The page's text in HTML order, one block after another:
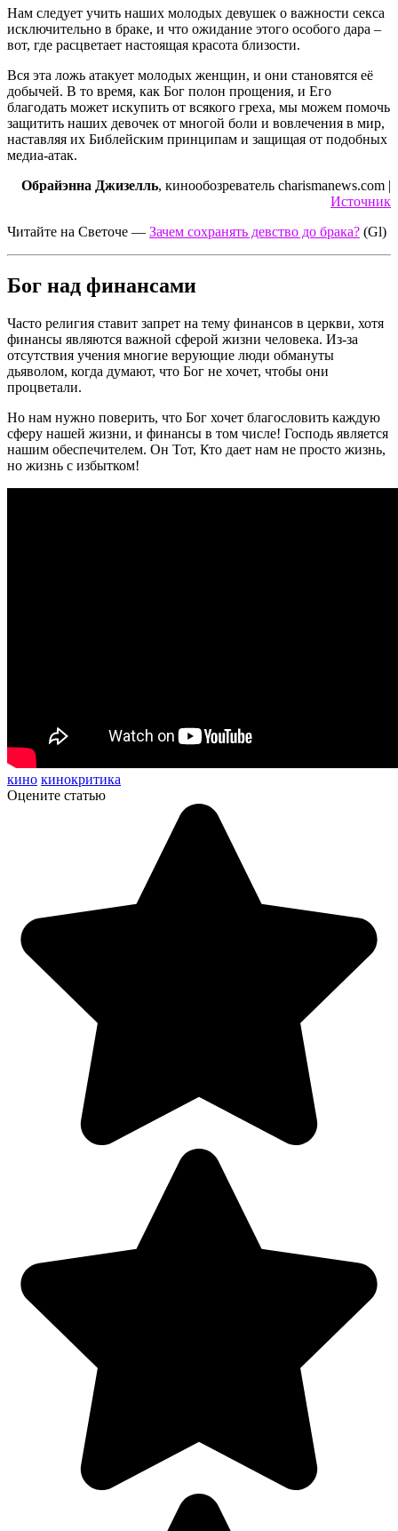
Нам следует учить наших молодых девушек о важности секса
исключительно в браке, и что ожидание этого особого дара –
вот, где расцветает настоящая красота близости.
Вся эта ложь атакует молодых женщин, и они становятся её
добычей. В то время, как Бог полон прощения, и Его
благодать может искупить от всякого греха, мы можем помочь
защитить наших девочек от многой боли и вовлечения в мир,
наставляя их Библейским принципам и защищая от подобных
медиа-атак.
Обрайэнна Джизелль, кинообозреватель charismanews.com |
Источник
Читайте на Светоче — Зачем сохранять девство до брака? (Gl)
Бог над финансами
Часто религия ставит запрет на тему финансов в церкви, хотя
финансы являются важной сферой жизни человека. Из-за
отсутствия учения многие верующие люди обмануты
дьяволом, когда думают, что Бог не хочет, чтобы они
процветали.
Но нам нужно поверить, что Бог хочет благословить каждую
сферу нашей жизни, и финансы в том числе! Господь является
нашим обеспечителем. Он Тот, Кто дает нам не просто жизнь,
но жизнь с избытком!
кино кинокритика
Оцените статью